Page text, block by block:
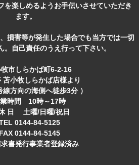
を楽しめるようお手伝いさせていただき
ます。
損害等が発生した場合でも当方では一切
。自己責任のうえ行って下さい。
牧市しらかば町6-2-16
苫小牧しらかば店様より
方向の海側へ徒歩3分 ）
業時間 10時～17時
日 土曜/日曜/祝日
TEL 0144-84-5125
FAX 0144-84-5145
求書発行事業者登録済み